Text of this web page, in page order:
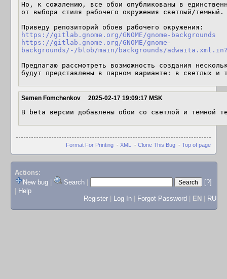
Но, к сожалению, все обои опубликованы в
от выбора стиля рабочего окружения светлый/темный.
https://gitlab.gnome.org/GNOME/gnome-backgrounds
https://gitlab.gnome.org/GNOME/gnome-
backgrounds/-/blob/main/backgrounds/
Предлагаю рассмотреть возможность создания
будут представлены в парном варианте: в светлых и
Semen Fomchenkov 2025-02-17 19:09:17 MSK
В beta версии добавлены обои со светлой и тёмной
Format For Printing - XML - Clone This Bug - Top of page
Actions:
New bug
Search
[?]
Help
Register
Log In Forgot Password EN RU